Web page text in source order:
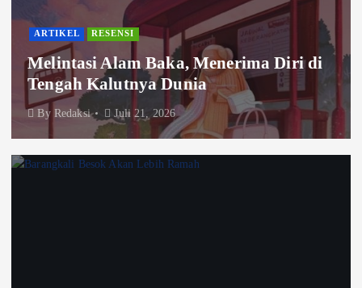
ARTIKEL RESENSI
Melintasi Alam Baka, Menerima Diri di
Tengah Kalutnya Dunia
By Redaksi Juli 21, 2026